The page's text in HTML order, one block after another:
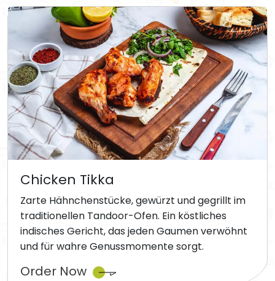
Chicken Tikka
Zarte Hähnchenstücke, gewürzt und gegrillt im
traditionellen Tandoor-Ofen. Ein köstliches
indisches Gericht, das jeden Gaumen verwöhnt
und für wahre Genussmomente sorgt.
Order Now